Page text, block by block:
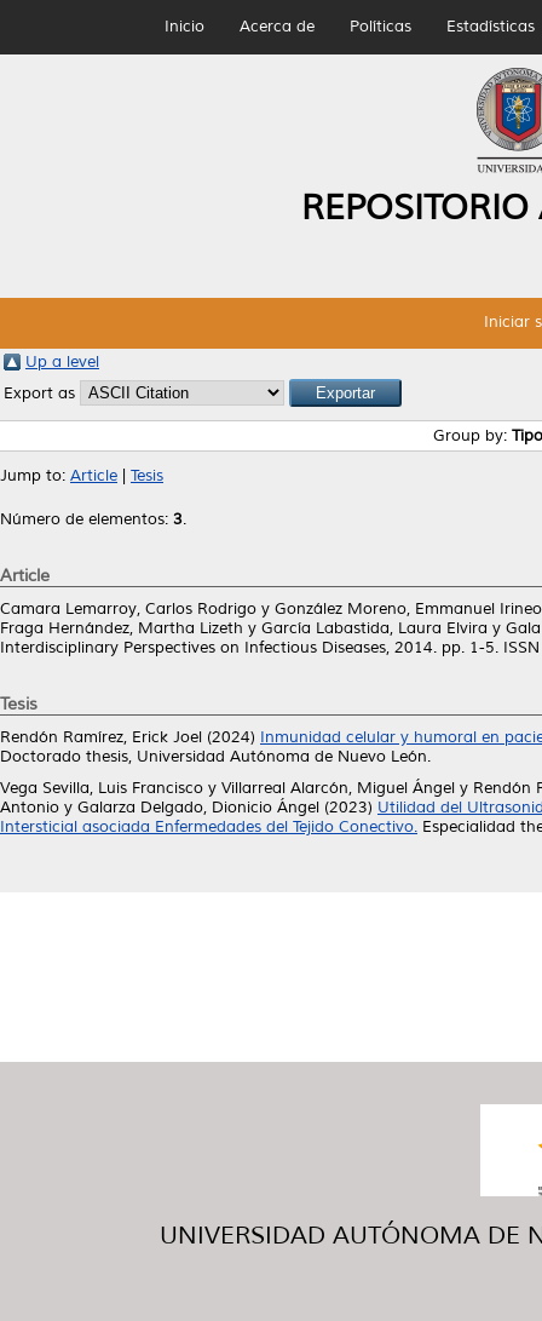
Inicio Acerca de Políticas Estadísticas
Iniciar
Up a level
Export as
Group by:
Jump to: Article Tesis
Número de elementos: 3.
Article
Camara Lemarroy, Carlos Rodrigo y González Moreno, Emmanuel Irineo
Fraga Hernández, Martha Lizeth y García Labastida, Laura Elvira y
Interdisciplinary Perspectives on Infectious Diseases, 2014. pp. 1-5.
Tesis
Rendón Ramírez, Erick Joel (2024) Inmunidad celular y humoral en
Doctorado thesis, Universidad Autónoma de Nuevo León.
Vega Sevilla, Luis Francisco y Villarreal Alarcón, Miguel Ángel y Rendón
Antonio y Galarza Delgado, Dionicio Ángel (2023) Utilidad del
Intersticial asociada Enfermedades del Tejido Conectivo. Especialidad
UNIVERSIDAD AUTÓNOMA DE